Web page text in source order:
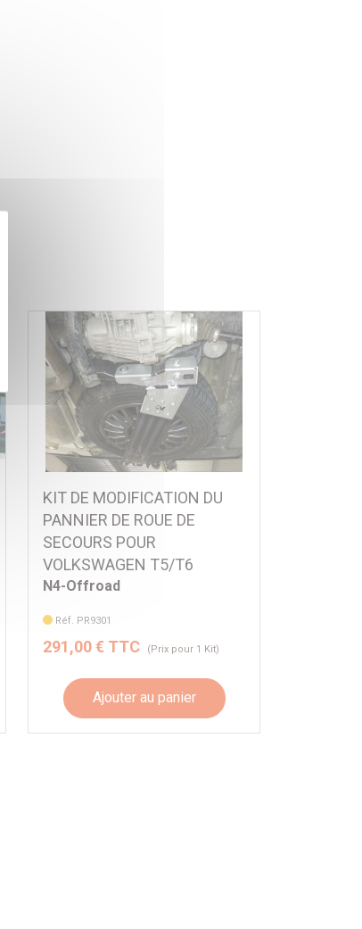
KIT DE MODIFICATION DU
PANNIER DE ROUE DE
SECOURS POUR
VOLKSWAGEN T5/T6
N4-Offroad
Réf. PR9301
291,00 € TTC (Prix pour 1 Kit)
Ajouter au panier